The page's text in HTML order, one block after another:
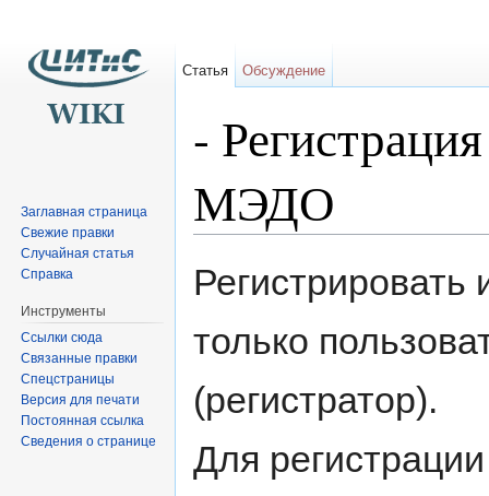
-
МЭДО
только
(регистратор).
Для
Статья Обсуждение
Заглавная страница
Свежие правки
Случайная статья
Справка
Инструменты
Ссылки сюда
Связанные правки
Спецстраницы
Версия для печати
Постоянная ссылка
Сведения о странице